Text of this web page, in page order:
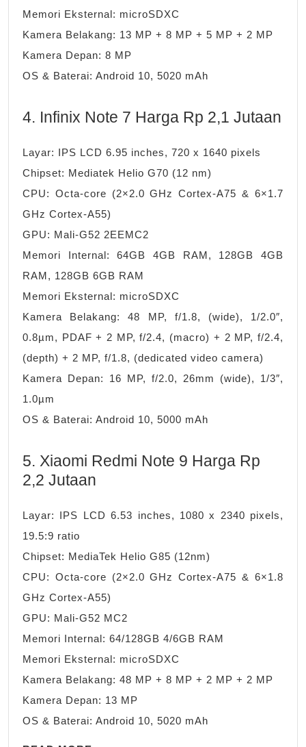
Memori Eksternal: microSDXC
Kamera Belakang: 13 MP + 8 MP + 5 MP + 2 MP
Kamera Depan: 8 MP
OS & Baterai: Android 10, 5020 mAh
4. Infinix Note 7 Harga Rp 2,1 Jutaan
Layar: IPS LCD 6.95 inches, 720 x 1640 pixels
Chipset: Mediatek Helio G70 (12 nm)
CPU: Octa-core (2×2.0 GHz Cortex-A75 & 6×1.7
GHz Cortex-A55)
GPU: Mali-G52 2EEMC2
Memori Internal: 64GB 4GB RAM, 128GB 4GB
RAM, 128GB 6GB RAM
Memori Eksternal: microSDXC
Kamera Belakang: 48 MP, f/1.8, (wide), 1/2.0″,
0.8µm, PDAF + 2 MP, f/2.4, (macro) + 2 MP, f/2.4,
(depth) + 2 MP, f/1.8, (dedicated video camera)
Kamera Depan: 16 MP, f/2.0, 26mm (wide), 1/3″,
1.0µm
OS & Baterai: Android 10, 5000 mAh
5. Xiaomi Redmi Note 9 Harga Rp
2,2 Jutaan
Layar: IPS LCD 6.53 inches, 1080 x 2340 pixels,
19.5:9 ratio
Chipset: MediaTek Helio G85 (12nm)
CPU: Octa-core (2×2.0 GHz Cortex-A75 & 6×1.8
GHz Cortex-A55)
GPU: Mali-G52 MC2
Memori Internal: 64/128GB 4/6GB RAM
Memori Eksternal: microSDXC
Kamera Belakang: 48 MP + 8 MP + 2 MP + 2 MP
Kamera Depan: 13 MP
OS & Baterai: Android 10, 5020 mAh